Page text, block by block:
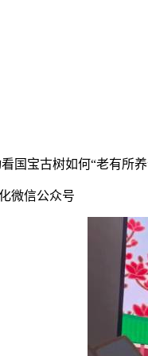
国宝古树如何“老有所养
微信公众号